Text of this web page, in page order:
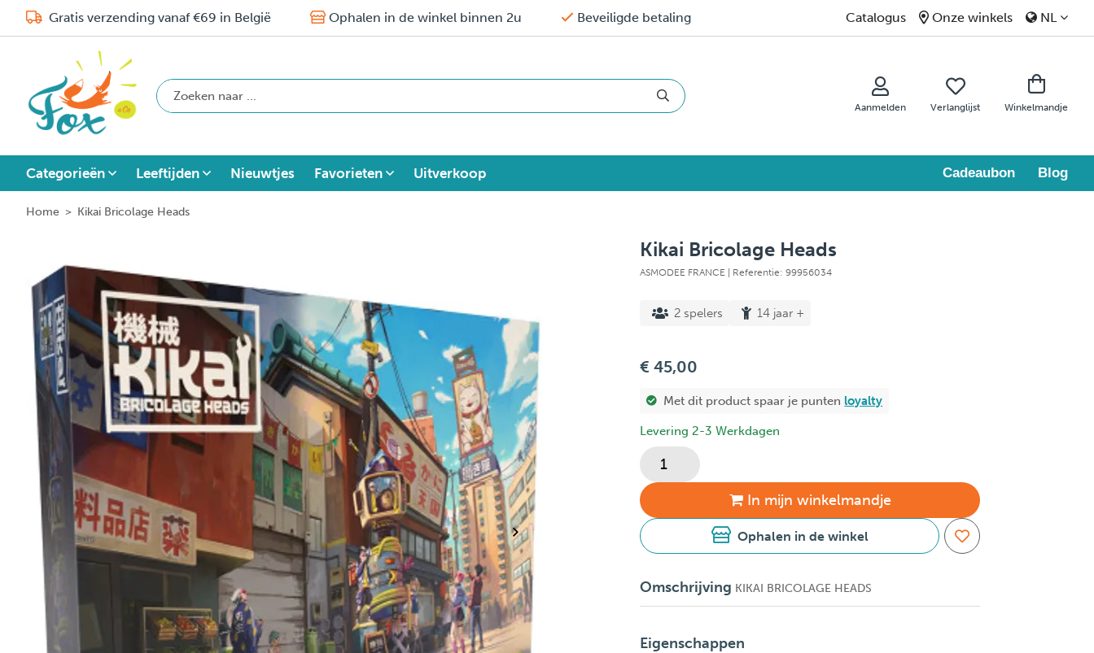
Gratis verzending vanaf €69 in België Ophalen in de winkel binnen 2u Beveiligde betaling Catalogus Onze winkels NL
Aanmelden Verlanglijst Winkelmandje
Categorieën Leeftijden Nieuwtjes Favorieten Uitverkoop Cadeaubon Blog
Home > Kikai Bricolage Heads
Kikai Bricolage Heads
ASMODEE FRANCE | Referentie: 99956034
2 spelers 14 jaar +
€ 45,00
Met dit product spaar je punten loyalty
Levering 2-3 Werkdagen
In mijn winkelmandje
Ophalen in de winkel
Omschrijving KIKAI BRICOLAGE HEADS
Eigenschappen